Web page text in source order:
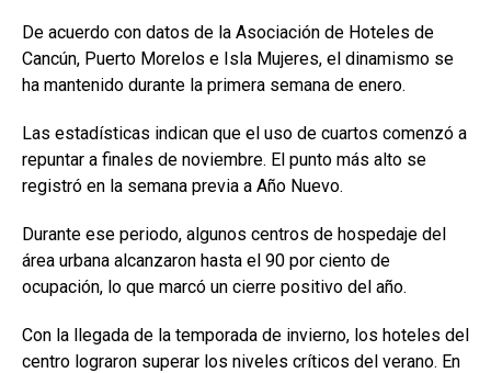
De acuerdo con datos de la Asociación de Hoteles de
Cancún, Puerto Morelos e Isla Mujeres, el dinamismo se
ha mantenido durante la primera semana de enero.
Las estadísticas indican que el uso de cuartos comenzó a
repuntar a finales de noviembre. El punto más alto se
registró en la semana previa a Año Nuevo.
Durante ese periodo, algunos centros de hospedaje del
área urbana alcanzaron hasta el 90 por ciento de
ocupación, lo que marcó un cierre positivo del año.
Con la llegada de la temporada de invierno, los hoteles del
centro lograron superar los niveles críticos del verano. En